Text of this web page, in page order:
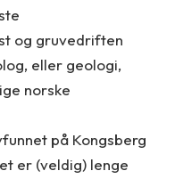
og gruvedriften
eller geologi,
norske
på Kongsberg
er (veldig) lenge